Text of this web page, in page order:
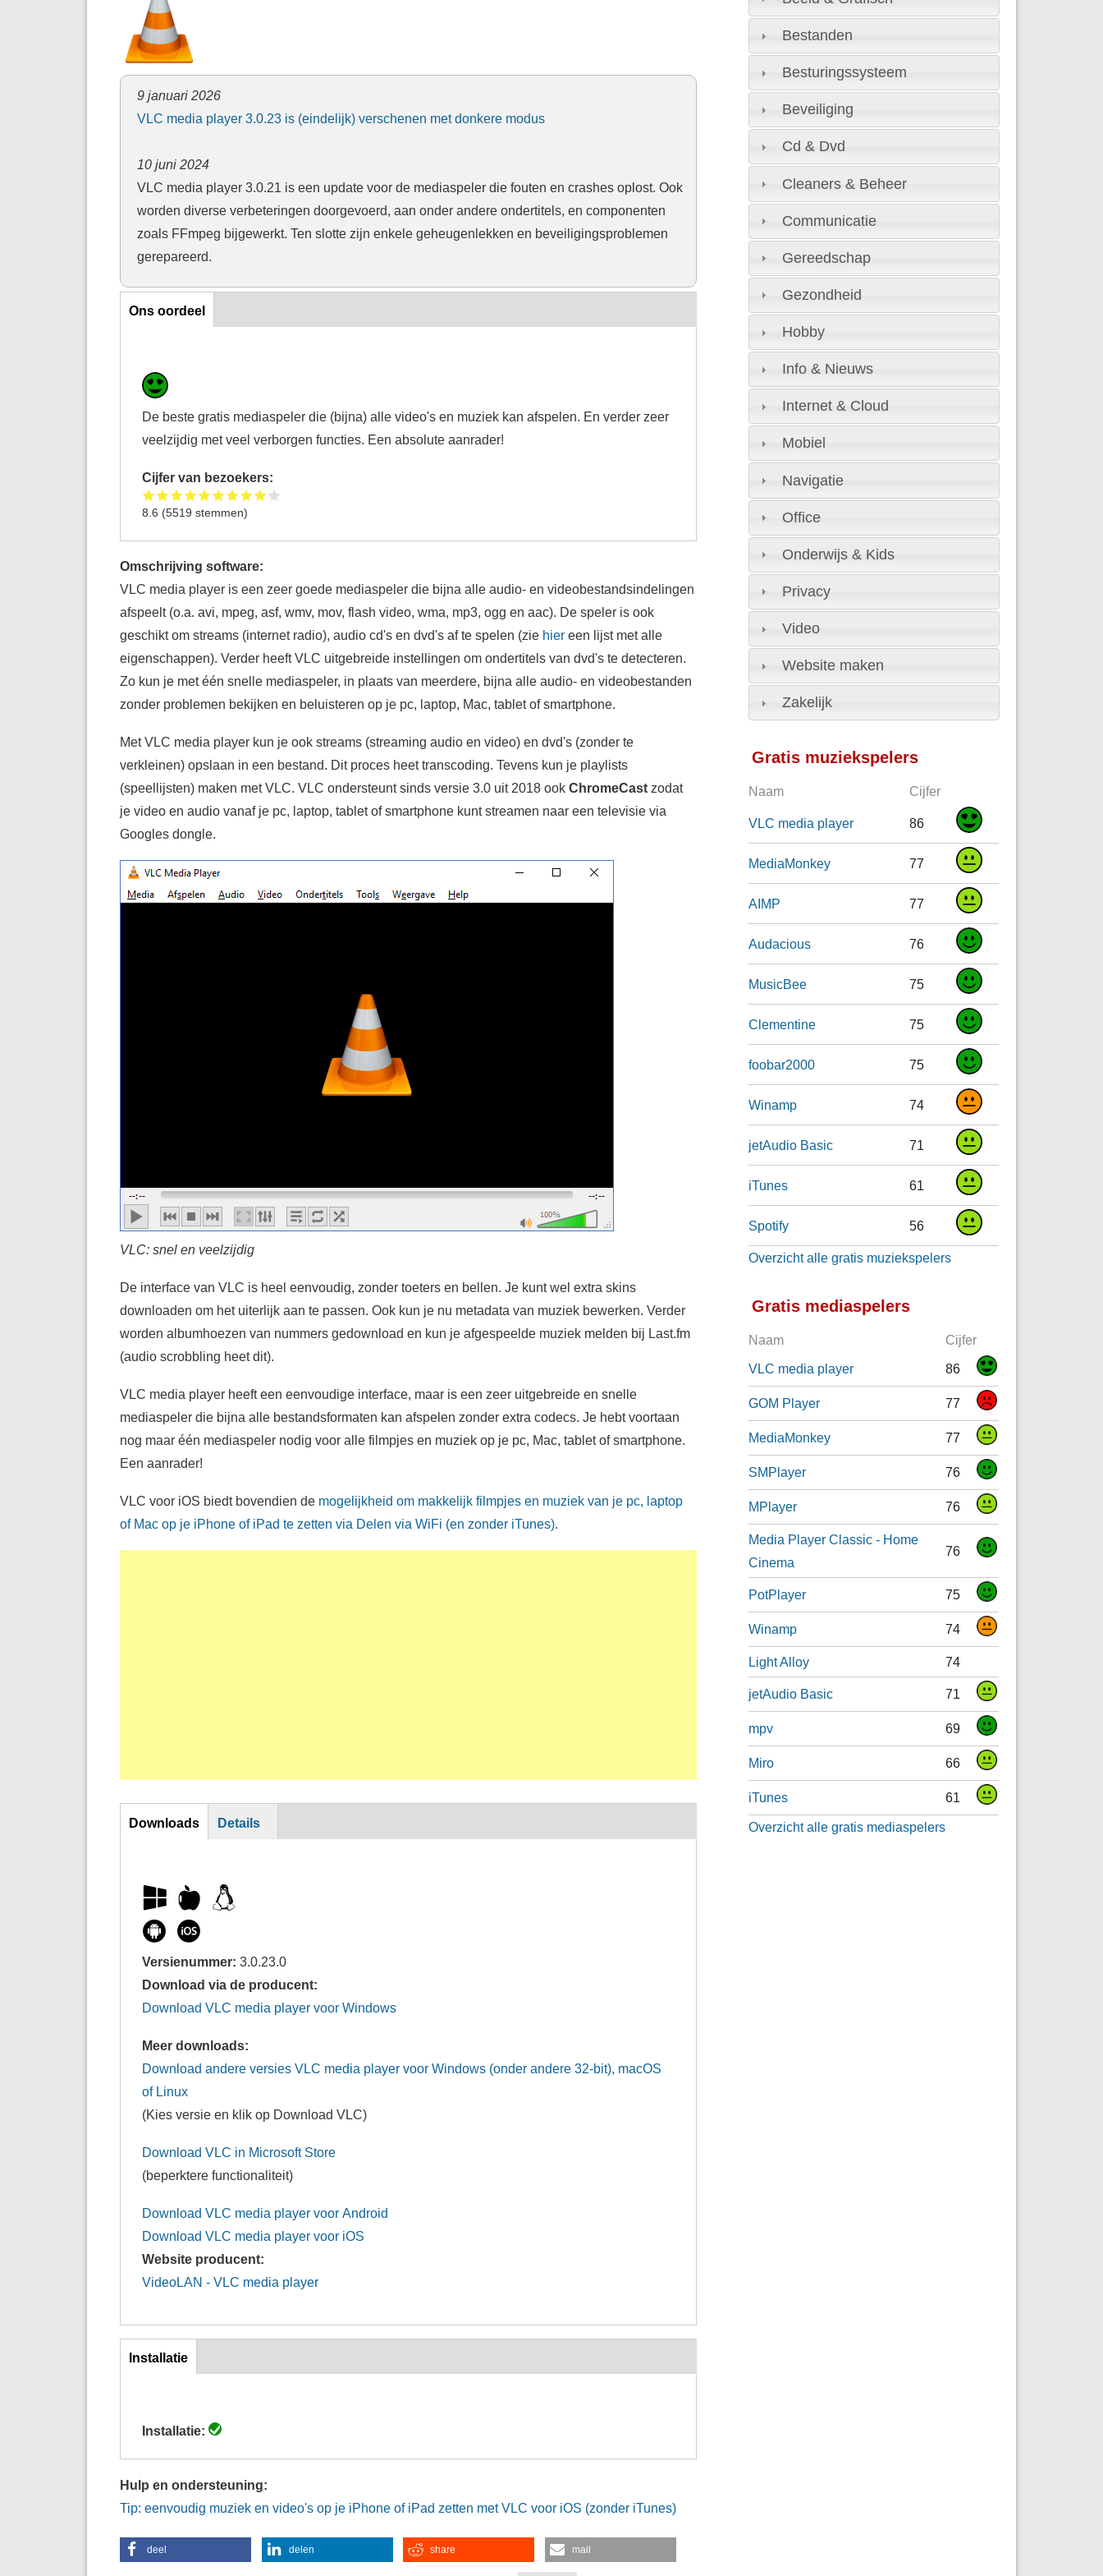
9 januari 2026
VLC media player 3.0.23 is (eindelijk) verschenen met donkere modus
10 juni 2024
VLC media player 3.0.21 is een update voor de mediaspeler die fouten en crashes oplost. Ook
worden diverse verbeteringen doorgevoerd, aan onder andere ondertitels, en componenten
zoals FFmpeg bijgewerkt. Ten slotte zijn enkele geheugenlekken en beveiligingsproblemen
gerepareerd.
Ons oordeel
Ons oordeel
De beste gratis mediaspeler die (bijna) alle video's en muziek kan afspelen. En verder zeer
veelzijdig met veel verborgen functies. Een absolute aanrader!
Cijfer van bezoekers:
8.6 (5519 stemmen)
Omschrijving software:
VLC media player is een zeer goede mediaspeler die bijna alle audio- en videobestandsindelingen
afspeelt (o.a. avi, mpeg, asf, wmv, mov, flash video, wma, mp3, ogg en aac). De speler is ook
geschikt om streams (internet radio), audio cd's en dvd's af te spelen (zie hiereen lijst met alle
eigenschappen). Verder heeft VLC uitgebreide instellingen om ondertitels van dvd's te detecteren.
Zo kun je met één snelle mediaspeler, in plaats van meerdere, bijna alle audio- en videobestanden
zonder problemen bekijken en beluisteren op je pc, laptop, Mac, tablet of smartphone.
Met VLC media player kun je ook streams (streaming audio en video) en dvd's (zonder te
verkleinen) opslaan in een bestand. Dit proces heet transcoding. Tevens kun je playlists
(speellijsten) maken met VLC. VLC ondersteunt sinds versie 3.0 uit 2018 ook ChromeCastzodat
je video en audio vanaf je pc, laptop, tablet of smartphone kunt streamen naar een televisie via
Googles dongle.
VLC: snel en veelzijdig
De interface van VLC is heel eenvoudig, zonder toeters en bellen. Je kunt wel extra skins
downloaden om het uiterlijk aan te passen. Ook kun je nu metadata van muziek bewerken. Verder
worden albumhoezen van nummers gedownload en kun je afgespeelde muziek melden bij Last.fm
(audio scrobbling heet dit).
VLC media player heeft een eenvoudige interface, maar is een zeer uitgebreide en snelle
mediaspeler die bijna alle bestandsformaten kan afspelen zonder extra codecs. Je hebt voortaan
nog maar één mediaspeler nodig voor alle filmpjes en muziek op je pc, Mac, tablet of smartphone.
Een aanrader!
VLC voor iOS biedt bovendien de mogelijkheid om makkelijk filmpjes en muziek van je pc, laptop
of Mac op je iPhone of iPad te zetten via Delen via WiFi (en zonder iTunes).
DL
Downloads Details
Versienummer:3.0.23.0
Download via de producent:
Download VLC media player voor Windows
Meer downloads:
Download andere versies VLC media player voor Windows (onder andere 32-bit), macOS
of Linux
(Kies versie en klik op Download VLC)
Download VLC in Microsoft Store
(beperktere functionaliteit)
Download VLC media player voor Android
Download VLC media player voor iOS
Website producent:
VideoLAN - VLC media player
Inst
Installatie
Installatie:
Hulp en ondersteuning:
Tip: eenvoudig muziek en video's op je iPhone of iPad zetten met VLC voor iOS (zonder iTunes)
deel delen share mail
Bestanden
Besturingssysteem
Beveiliging
Cd & Dvd
Cleaners & Beheer
Communicatie
Gereedschap
Gezondheid
Hobby
Info & Nieuws
Internet & Cloud
Mobiel
Navigatie
Office
Onderwijs & Kids
Privacy
Video
Website maken
Zakelijk
Gratis muziekspelers
Naam Cijfer
VLC media player 86
MediaMonkey 77
AIMP 77
Audacious 76
MusicBee 75
Clementine 75
foobar2000 75
Winamp 74
jetAudio Basic 71
iTunes 61
Spotify 56
Overzicht alle gratis muziekspelers
Gratis mediaspelers
Naam Cijfer
VLC media player 86
GOM Player 77
MediaMonkey 77
SMPlayer 76
MPlayer 76
Media Player Classic - Home
Cinema
76
PotPlayer 75
Winamp 74
Light Alloy 74
jetAudio Basic 71
mpv 69
Miro 66
iTunes
61
Overzicht alle gratis mediaspelers